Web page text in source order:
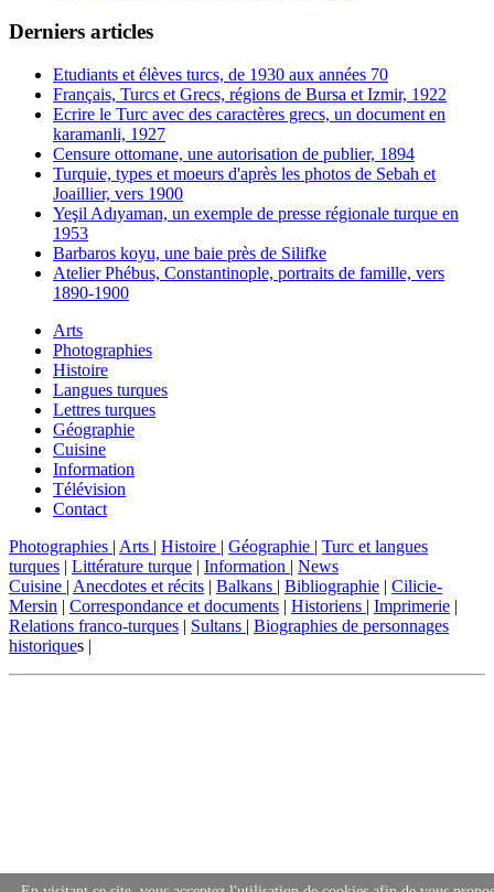
Derniers articles
Etudiants et élèves turcs, de 1930 aux années 70
Français, Turcs et Grecs, régions de Bursa et Izmir, 1922
Ecrire le Turc avec des caractères grecs, un document en
karamanli, 1927
Censure ottomane, une autorisation de publier, 1894
Turquie, types et moeurs d'après les photos de Sebah et
Joaillier, vers 1900
Yeşil Adıyaman, un exemple de presse régionale turque en
1953
Barbaros koyu, une baie près de Silifke
Atelier Phébus, Constantinople, portraits de famille, vers
1890-1900
Arts
Photographies
Histoire
Langues turques
Lettres turques
Géographie
Cuisine
Information
Télévision
Contact
Photographies | Arts | Histoire | Géographie | Turc et langues
turques | Littérature turque | Information | News
Cuisine | Anecdotes et récits | Balkans | Bibliographie | Cilicie-
Mersin | Correspondance et documents | Historiens | Imprimerie |
Relations franco-turques | Sultans | Biographies de personnages
historiques |